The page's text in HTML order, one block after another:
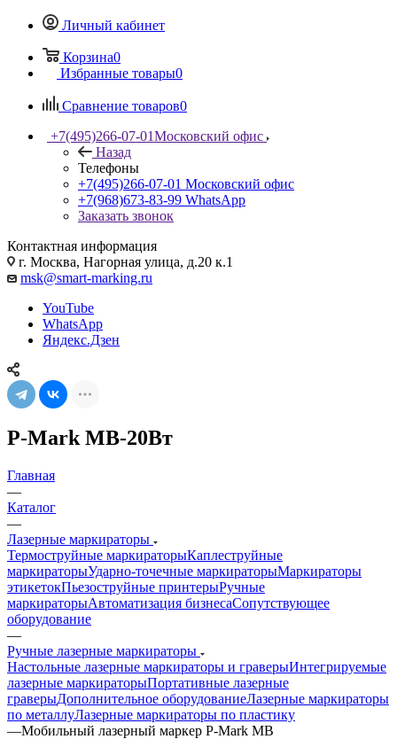
Личный кабинет
Корзина0
Избранные товары0
Сравнение товаров0
+7(495)266-07-01Московский офис
Назад
Телефоны
+7(495)266-07-01 Московский офис
+7(968)673-83-99 WhatsApp
Заказать звонок
Контактная информация
г. Москва, Нагорная улица, д.20 к.1
msk@smart-marking.ru
YouTube
WhatsApp
Яндекс.Дзен
P-Mark MB-20Вт
Главная
—
Каталог
—
Лазерные маркираторы
Термоструйные маркираторыКаплеструйные
маркираторыУдарно-точечные маркираторыМаркираторы
этикетокПьезоструйные принтерыРучные
маркираторыАвтоматизация бизнесаСопутствующее
оборудование
—
Ручные лазерные маркираторы
Настольные лазерные маркираторы и граверыИнтегрируемые
лазерные маркираторыПортативные лазерные
граверыДополнительное оборудованиеЛазерные маркираторы
по металлуЛазерные маркираторы по пластику
—Мобильный лазерный маркер P-Mark MB